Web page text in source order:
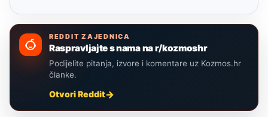
REDDIT ZAJEDNICA
Raspravljajte s nama na r/kozmoshr
Podijelite pitanja, izvore i komentare uz Kozmos.hr
članke.
Otvori Reddit